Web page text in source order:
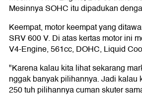
Mesinnya SOHC itu dipadukan
Keempat, motor keempat yang
SRV 600 V. Di atas kertas motor ini
V4-Engine, 561cc, DOHC, Liquid
"Karena kalau kita lihat sekarang
nggak banyak pilihannya. Jadi kalau
250 tuh pilihannya cuman skuter